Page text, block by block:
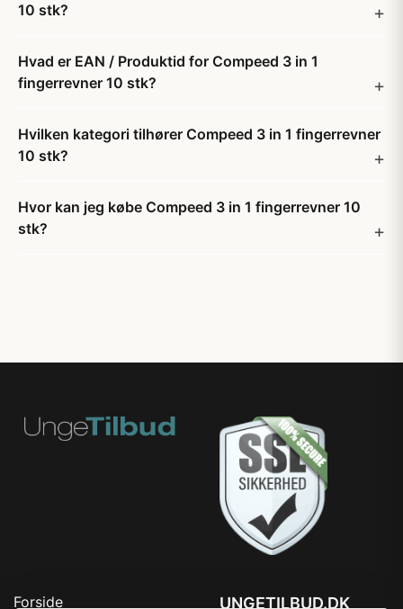
10 stk?
Hvad er EAN / Produktid for Compeed 3 in 1
fingerrevner 10 stk?
Hvilken kategori tilhører Compeed 3 in 1 fingerrevner
10 stk?
Hvor kan jeg købe Compeed 3 in 1 fingerrevner 10
stk?
Forside UNGETILBUD.DK